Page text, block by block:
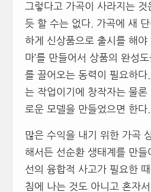
그렇다고 가곡이 사라지는 것
듯 할 수는 없다. 가곡에 새
하게 신상품으로 출시를 해야
마’를 만들어서 상품의 완성
를 끌어오는 동력이 필요하다
는 작업이기에 창작자는 물론
로운 모델을 만들었으면 한다.
많은 수익을 내기 위한 가곡
해서든 선순환 생태계를 만들
선의 융합적 사고가 필요한
침에 나는 것도 아니고 혼자